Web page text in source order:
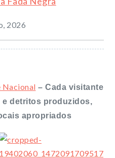
2026
Nacional – Cada visitante
detritos produzidos,
apropriados